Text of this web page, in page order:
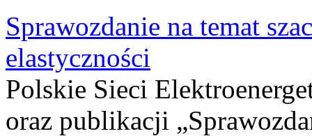
Sprawozdanie na temat
elastyczności
Polskie Sieci
oraz publikacji